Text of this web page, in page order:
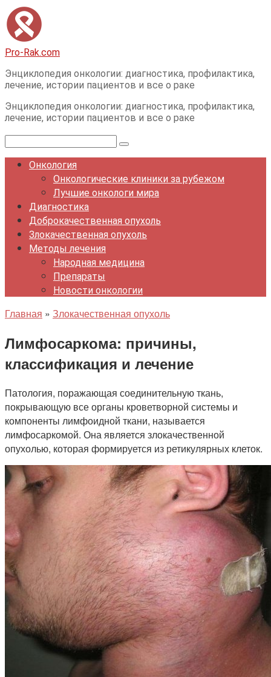
Перейти
к
контенту
Pro-Rak.com
Энциклопедия онкологии: диагностика, профилактика,
лечение, истории пациентов и все о раке
Энциклопедия онкологии: диагностика, профилактика,
лечение, истории пациентов и все о раке
Поиск:
Онкология
Онкологические клиники за рубежом
Лучшие онкологи мира
Диагностика
Доброкачественная опухоль
Злокачественная опухоль
Методы лечения
Народная медицина
Препараты
Новости онкологии
Главная » Злокачественная опухоль
Лимфосаркома: причины,
классификация и лечение
Патология, поражающая соединительную ткань,
покрывающую все органы кроветворной системы и
компоненты лимфоидной ткани, называется
лимфосаркомой. Она является злокачественной
опухолью, которая формируется из ретикулярных клеток.